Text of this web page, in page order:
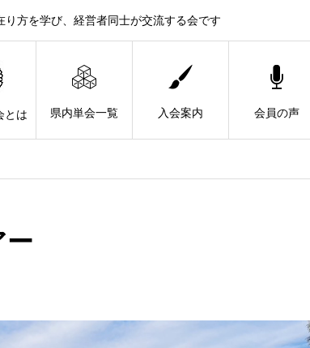
方を学び、経営者同士が交流する会です
とは 県内単会一覧 入会案内 会員の声
ー